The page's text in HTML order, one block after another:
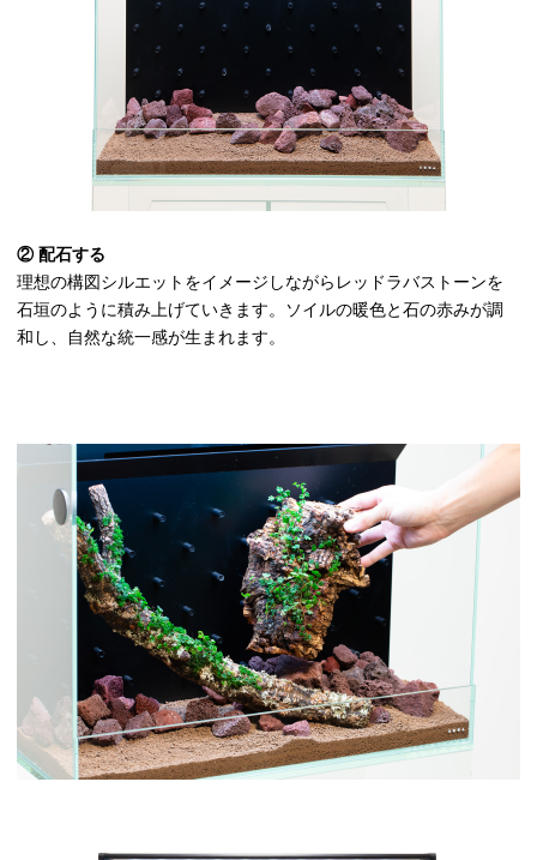
② 配石する
理想の構図シルエットをイメージしながらレッドラバストーンを
石垣のように積み上げていきます。ソイルの暖色と石の赤みが調
和し、自然な統一感が生まれます。